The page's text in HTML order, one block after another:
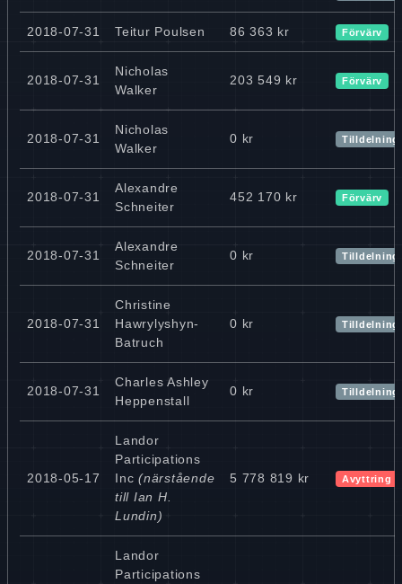
2018-07-31 Teitur Poulsen 86 363 kr Förvärv
2018-07-31
Nicholas
Walker
203 549 kr Förvärv
2018-07-31
Nicholas
Walker
0 kr Tilldelning
2018-07-31
Alexandre
Schneiter
452 170 kr Förvärv
2018-07-31
Alexandre
Schneiter
0 kr Tilldelning
2018-07-31
Christine
Hawrylyshyn-
Batruch
0 kr Tilldelning
2018-07-31
Charles Ashley
Heppenstall
0 kr Tilldelning
2018-05-17
Landor
Participations
Inc (närstående
till Ian H.
Lundin)
5 778 819 kr Avyttring
Landor
Participations